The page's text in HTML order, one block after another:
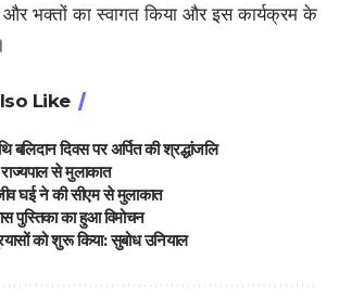
और भक्तों का स्वागत किया और इस कार्यक्रम के
Like
बलिदान दिवस पर अर्पित की श्रद्धांजलि
से मुलाकात
घई ने की सीएम से मुलाकात
पुस्तिका का हुआ विमोचन
को शुरू किया: सुबोध उनियाल